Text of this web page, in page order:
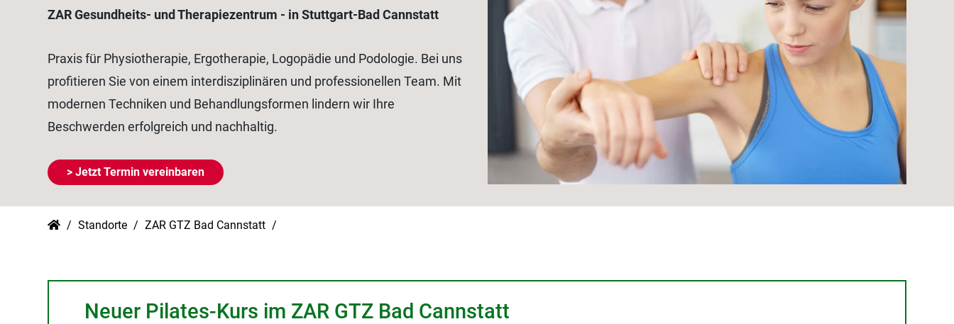
ZAR Gesundheits- und Therapiezentrum - in Stuttgart-Bad Cannstatt
Praxis für Physiotherapie, Ergotherapie, Logopädie und Podologie. Bei uns
profitieren Sie von einem interdisziplinären und professionellen Team. Mit
modernen Techniken und Behandlungsformen lindern wir Ihre
Beschwerden erfolgreich und nachhaltig.
> Jetzt Termin vereinbaren
Standorte ZAR GTZ Bad Cannstatt
Neuer Pilates-Kurs im ZAR GTZ Bad Cannstatt